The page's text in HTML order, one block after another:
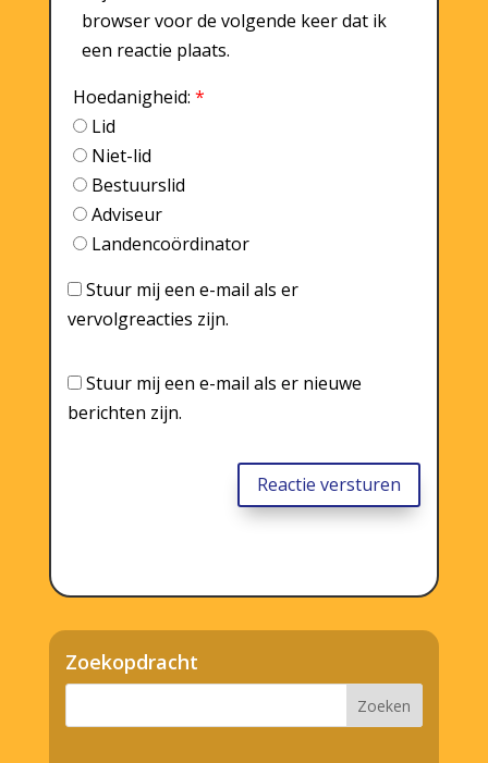
browser voor de volgende keer dat ik
een reactie plaats.
Hoedanigheid: *
Lid
Niet-lid
Bestuurslid
Adviseur
Landencoördinator
Stuur mij een e-mail als er
vervolgreacties zijn.
Stuur mij een e-mail als er nieuwe
berichten zijn.
Reactie versturen
Zoekopdracht